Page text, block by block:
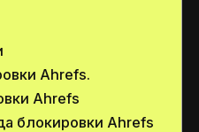
Ahrefs.
Ahrefs
блокировки Ahrefs